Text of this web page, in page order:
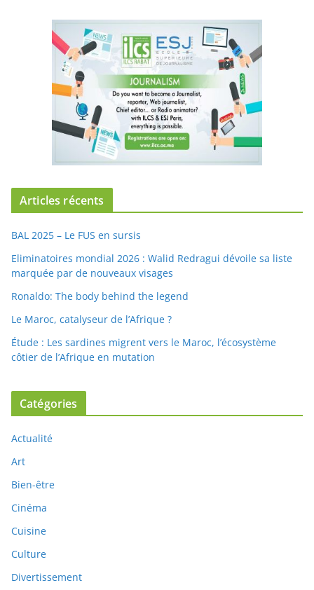
Articles récents
BAL 2025 – Le FUS en sursis
Eliminatoires mondial 2026 : Walid Redragui dévoile sa liste
marquée par de nouveaux visages
Ronaldo: The body behind the legend
Le Maroc, catalyseur de l’Afrique ?
Étude : Les sardines migrent vers le Maroc, l’écosystème
côtier de l’Afrique en mutation
Catégories
Actualité
Art
Bien-être
Cinéma
Cuisine
Culture
Divertissement